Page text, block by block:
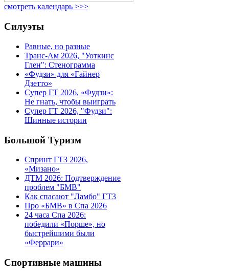
смотреть календарь >>>
Силуэты
Равные, но разные
Транс-Ам 2026, "Уоткинс
Глен": Стенограмма
«Фудзи» для «Гайнер
Дзетто»
Супер ГТ 2026, «Фудзи»:
Не гнать, чтобы выиграть
Супер ГТ 2026, "Фудзи":
Шинные истории
Большой Туризм
Спринт ГТ3 2026,
«Мизано»
ДТМ 2026: Подтверждение
проблем "БМВ"
Как спасают "Ламбо" ГТ3
Про «БМВ» в Спа 2026
24 часа Спа 2026:
победили «Порше», но
быстрейшими были
«Феррари»
Спортивные машины